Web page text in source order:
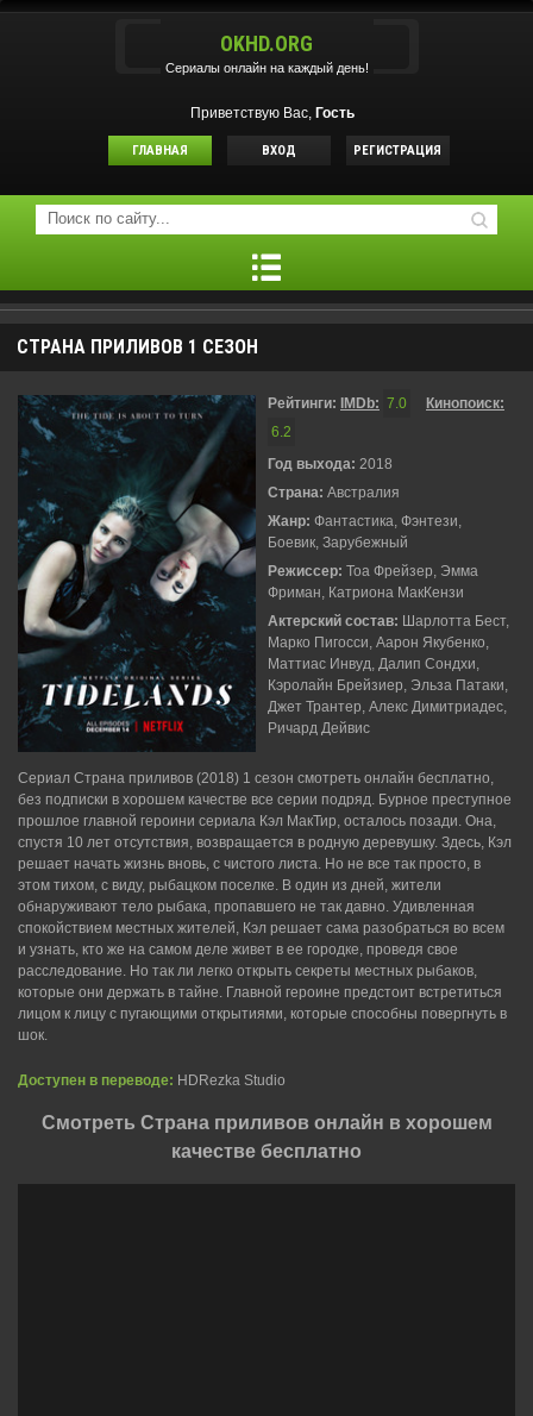
OKHD.ORG
Сериалы онлайн на каждый день!
Приветствую Вас, Гость
ГЛАВНАЯ ВХОД РЕГИСТРАЦИЯ
СТРАНА ПРИЛИВОВ 1 СЕЗОН
Рейтинги: IMDb: 7.0
Кинопоиск:
6.2
Год выхода: 2018
Страна: Австралия
Жанр: Фантастика, Фэнтези,
Боевик, Зарубежный
Режиссер: Тоа Фрейзер, Эмма
Фриман, Катриона МакКензи
Актерский состав: Шарлотта Бест,
Марко Пигосси, Аарон Якубенко,
Маттиас Инвуд, Далип Сондхи,
Кэролайн Брейзиер, Эльза Патаки,
Джет Трантер, Алекс Димитриадес,
Ричард Дейвис
Сериал Страна приливов (2018) 1 сезон смотреть онлайн бесплатно,
без подписки в хорошем качестве все серии подряд. Бурное преступное
прошлое главной героини сериала Кэл МакТир, осталось позади. Она,
спустя 10 лет отсутствия, возвращается в родную деревушку. Здесь, Кэл
решает начать жизнь вновь, с чистого листа. Но не все так просто, в
этом тихом, с виду, рыбацком поселке. В один из дней, жители
обнаруживают тело рыбака, пропавшего не так давно. Удивленная
спокойствием местных жителей, Кэл решает сама разобраться во всем
и узнать, кто же на самом деле живет в ее городке, проведя свое
расследование. Но так ли легко открыть секреты местных рыбаков,
которые они держать в тайне. Главной героине предстоит встретиться
лицом к лицу с пугающими открытиями, которые способны повергнуть в
шок.
Доступен в переводе: HDRezka Studio
Смотреть Страна приливов онлайн в хорошем
качестве бесплатно